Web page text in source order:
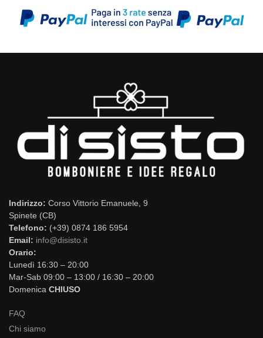
Indirizzo: Corso Vittorio Emanuele, 9
Spinete (CB)
Telefono: (+39) 0874 186 5954
Email: info@disisto.it
Orario:
Lunedì 16:30 – 20:00
Mar-Sab 09:00 – 13:00 / 16:30 – 20:00
Domenica CHIUSO
FAQ
Chi siamo